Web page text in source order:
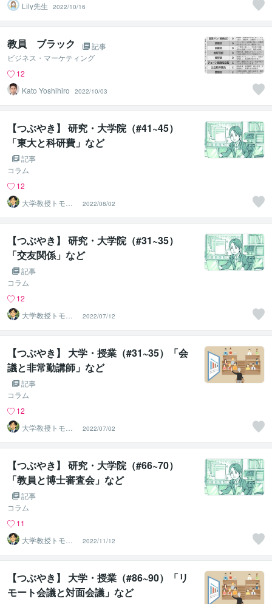
Lily先生
2022/10/16
教員 ブラック
記事
ビジネス・マーケティング
12
Kato Yoshihiro
2022/10/03
【つぶやき】 研究・大学院（#41~45）
「東大と科研費」など
記事
コラム
12
大学教授トモ｜
元東大教員
2022/08/02
【つぶやき】 研究・大学院（#31~35）
「交友関係」など
記事
コラム
12
大学教授トモ｜
元東大教員
2022/07/12
【つぶやき】 大学・授業（#31~35）「会
議と非常勤講師」など
記事
コラム
12
大学教授トモ｜
元東大教員
2022/07/02
【つぶやき】 研究・大学院（#66~70）
「教員と博士審査会」など
記事
コラム
11
大学教授トモ｜
元東大教員
2022/11/12
【つぶやき】 大学・授業（#86~90）「リ
モート会議と対面会議」など